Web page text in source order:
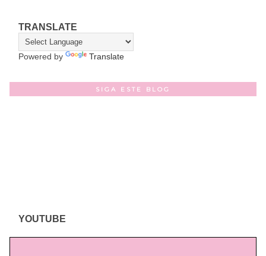
TRANSLATE
Powered by Translate
SIGA ESTE BLOG
YOUTUBE